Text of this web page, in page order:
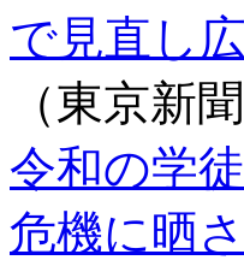
で見直し
（東京新
令和の学
危機に晒